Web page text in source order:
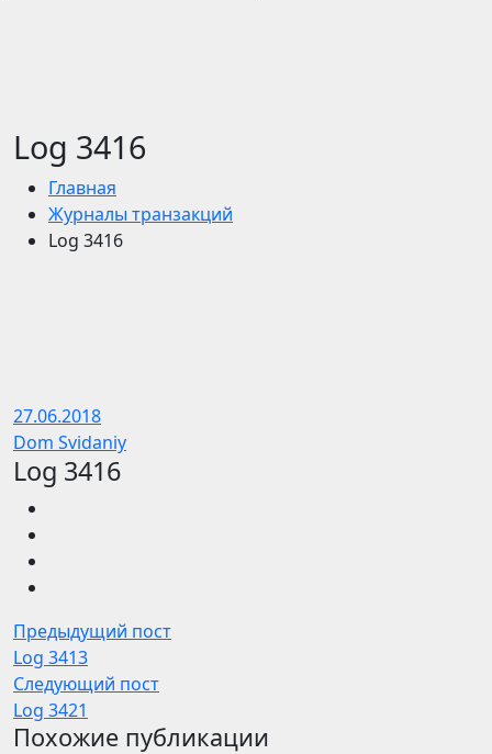
Log 3416
Главная
Журналы транзакций
Log 3416
27.06.2018
Dom Svidaniy
Log 3416
Предыдущий пост
Log 3413
Следующий пост
Log 3421
Похожие публикации